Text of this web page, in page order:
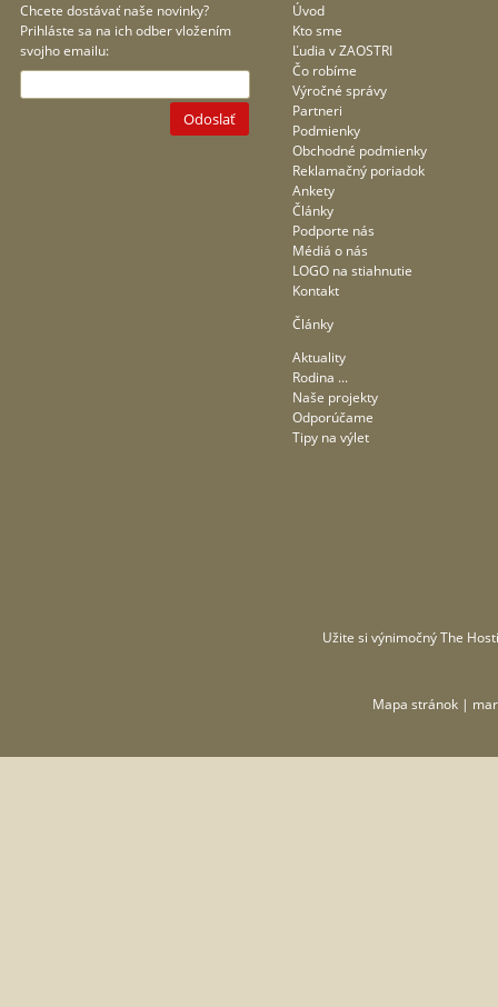
Chcete dostávať naše novinky?
Prihláste sa na ich odber vložením
svojho emailu:
Odoslať
Úvod
Kto sme
Ľudia v ZAOSTRI
Čo robíme
Výročné správy
Partneri
Podmienky
Obchodné podmienky
Reklamačný poriadok
Ankety
Články
Podporte nás
Médiá o nás
LOGO na stiahnutie
Kontakt
Články
Aktuality
Rodina ...
Naše projekty
Odporúčame
Tipy na výlet
Užite si výnimočnýThe
Mapa stránok |